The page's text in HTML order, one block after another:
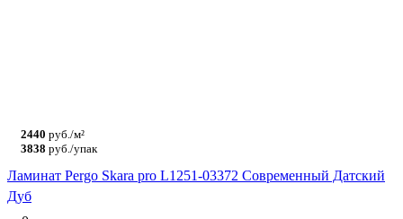
2440 руб./м²
3838 руб./упак
Ламинат Pergo Skara pro L1251-03372 Современный Датский
Дуб